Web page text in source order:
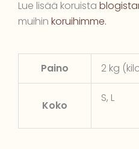
Lue lisää koruista
muihin koruihimme.
Paino 2 kg
Koko
S, L